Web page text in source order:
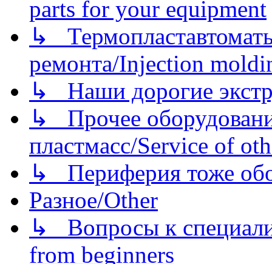
parts for your equipment
↳
ремонта/Injection
↳ Наши дорогие
↳ Прочее
пластмасс/Service of
↳ Периферия тоже
Разное/Other
↳ Вопросы к
from beginners